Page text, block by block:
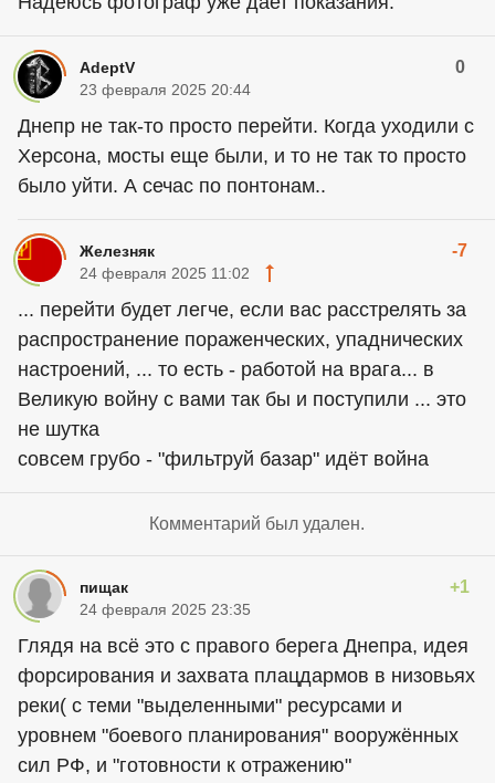
AdeptV 0
23 февраля 2025 20:44
Днепр не так-то просто перейти. Когда уходили с
Херсона, мосты еще были, и то не так то просто
было уйти. А сечас по понтонам..
Железняк -7
24 февраля 2025 11:02
... перейти будет легче, если вас расстрелять за
распространение пораженческих, упаднических
настроений, ... то есть - работой на врага... в
Великую войну с вами так бы и поступили ... это
не шутка
совсем грубо - "фильтруй базар" идёт война
Комментарий был удален.
пищак +1
24 февраля 2025 23:35
Глядя на всё это с правого берега Днепра, идея
форсирования и захвата плацдармов в низовьях
реки( с теми "выделенными" ресурсами и
уровнем "боевого планирования" вооружённых
сил РФ, и "готовности к отражению"